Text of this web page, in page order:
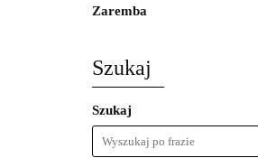
Zaremba
Szukaj
Szukaj